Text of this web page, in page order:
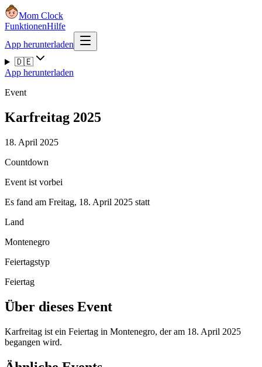
Mom Clock
FunktionenHilfe
App herunterladen
🇩🇪
App herunterladen
Event
Karfreitag 2025
18. April 2025
Countdown
Event ist vorbei
Es fand am Freitag, 18. April 2025 statt
Land
Montenegro
Feiertagstyp
Feiertag
Über dieses Event
Karfreitag ist ein Feiertag in Montenegro, der am 18. April 2025
begangen wird.